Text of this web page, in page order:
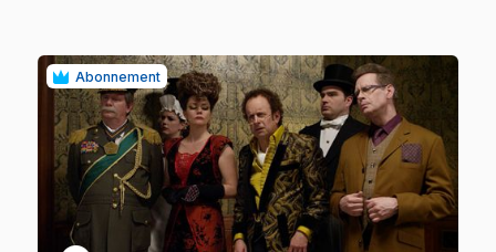
Abonnement